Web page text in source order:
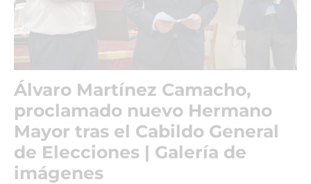
Álvaro Martínez Camacho,
proclamado nuevo Hermano
Mayor tras el Cabildo General
de Elecciones | Galería de
imágenes